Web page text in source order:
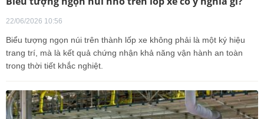
22/06/2026 10:56
Biểu tượng ngọn núi trên thành lốp xe không phải là một ký hiệu
trang trí, mà là kết quả chứng nhận khả năng vận hành an toàn
trong thời tiết khắc nghiệt.